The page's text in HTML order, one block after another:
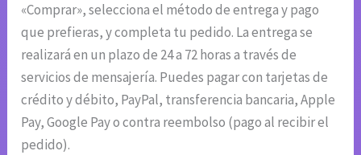
«Comprar», selecciona el método de entrega y pago
que prefieras, y completa tu pedido. La entrega se
realizará en un plazo de 24 a 72 horas a través de
servicios de mensajería. Puedes pagar con tarjetas de
crédito y débito, PayPal, transferencia bancaria, Apple
Pay, Google Pay o contra reembolso (pago al recibir el
pedido).